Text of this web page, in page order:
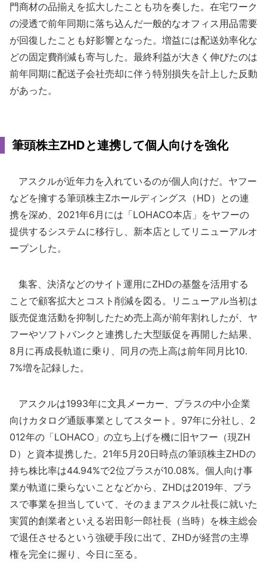
門商材の品揃えを拡大したことも功を奏した。在宅ワーク
の浸透で前年同期に落ち込んだ一般的なオフィス用品需要
が回復したことも好影響となった。増益には配送効率化な
どの固定費削減も寄与した。最終利益が大きく伸びたのは
前年同期に配送子会社売却に伴う特別損失を計上した反動
があった。
筆頭株主ZHDと連携して個人向けを強化
アスクルが近年力を入れているのが個人向けだ。ヤフー
などを擁する筆頭株主Zホールディングス（HD）との連
携を深め、2021年6月には「LOHACO本店」をヤフーの
提供するシステムに移行し、新本店としてリニューアルオ
ープンした。
集客、決済などのサイト運用にZHDの基盤を活用する
ことで顧客拡大とコスト削減を図る。リニューアル当初は
販売促進活動を抑制したため売上高が前年割れしたが、ヤ
フーやソフトバンクと連携した大型販促を再開した結果、
8月に再成長軌道に乗り、同月の売上高は前年同月比10.
7%増を記録した。
アスクルは1993年に文具メーカー、プラスの中小企業
向けカタログ通販事業としてスタート。97年に分社し、2
012年の「LOHACO」の立ち上げを機に旧ヤフー（現ZH
D）と資本提携した。21年5月20日時点の筆頭株主ZHDの
持ち株比率は44.94%で2位プラスが10.08%。個人向け事
業が軌道に乗らないことなどから、ZHDは2019年、プラ
スで事業を担当していて、そのままアスクル社長に就いた
実質的創業者といえる岩田彰一郎社長（当時）を株主総会
で退任させるという強硬手段に出て、ZHDが経営の主導
権を完全に握り、今日に至る。